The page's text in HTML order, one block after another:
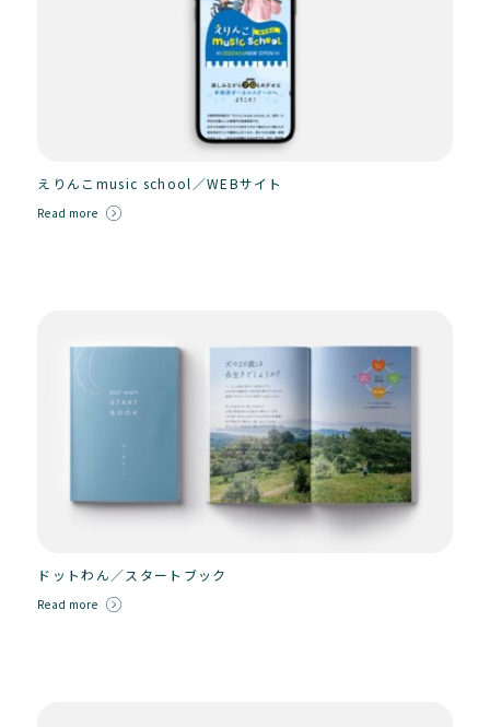
えりんこmusic school／WEBサイト
Read more
ドットわん／スタートブック
Read more